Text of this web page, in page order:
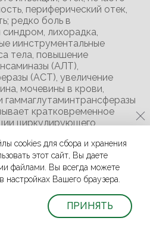
периферический отек,
редко боль в
лихорадка,
иинструментальные
тела, повышение
(АЛТ),
(ACT), увеличение
мочевины в крови,
гаммаглутаминтрансферазы
кратковременное
циркулирующего
с этим у небольшого
5%) может отмечаться
симптомов рака
что обычно проявляется
связи с метастатическим
являются
cookies для сбора и хранения
этот сайт, Вы даете
файлами. Вы всегда можете
настройках Вашего браузера.
ПРИНЯТЬ